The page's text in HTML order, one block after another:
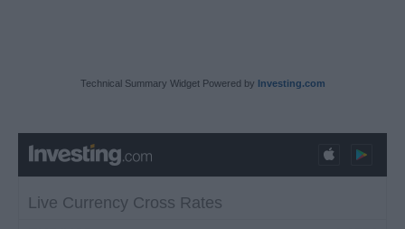
Technical Summary Widget Powered by Investing.com